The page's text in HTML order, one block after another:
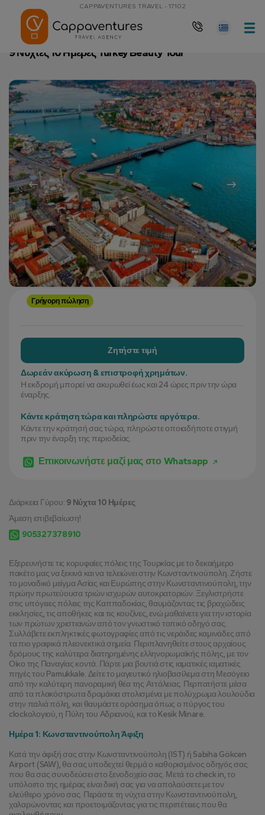
CAPPAVENTURES TRAVEL - 17102
Αρχική Σελίδα
Εξερευνήστε τις κορυφαίες πόλεις της Τουρκίας με το δεκαήμερο
πακέτο μας να ξεκινά και να τελειώνει στην Κωνσταντινούπολη. Ζήστε
το μοναδικό μείγμα Ασίας και Ευρώπης στην Κωνσταντινούπολη, την
πρώην πρωτεύουσα τριών ισχυρών αυτοκρατοριών. Ξεγλιστρήστε
στις υπόγειες πόλεις της Καππαδοκίας, θαυμάζοντας τις βραχώδεις
εκκλησίες, τις αποθήκες και τις κουζίνες, ενώ μαθαίνετε για την ιστορία
των πρώτων χριστιανών από τον γνωστικό τοπικό οδηγό σας.
Συλλάβετε εκπληκτικές φωτογραφίες από τις νεράιδες καμινάδες από
τα πιο γραφικά πλεονεκτικά σημεία. Περιπλανηθείτε στους αρχαίους
δρόμους της καλύτερα διατηρημένης ελληνορωμαϊκής πόλης, με τον
Οίκο της Παναγίας κοντά. Πάρτε μια βουτιά στις ιαματικές ιαματικές
πηγές του Pamukkale. Δείτε το μαγευτικό ηλιοβασίλεμα στη Μεσόγειο
από την καλύτερη πανοραμική θέα της Αττάλειας. Περπατήστε μέσα
από τα πλακόστρωτα δρομάκια στολισμένα με πολύχρωμα λουλούδια
στην παλιά πόλη, και θαυμάστε ορόσημα όπως ο πύργος του
clockολογιού, η Πύλη του Αδριανού, και το Kesik Minare.
Ημέρα 1: Κωνσταντινούπολη Άφιξη
Κατά την άφιξή σας στην Κωνσταντινούπολη (IST) ή Sabiha Gökcen
Airport (SAW), θα σας υποδεχτεί θερμά ο καθορισμένος οδηγός σας
που θα σας συνοδεύσει στο ξενοδοχείο σας. Μετά το check in, το
υπόλοιπο της ημέρας είναι δική σας για να απολαύσετε με τον
ελεύθερο χρόνο σας. Περάστε τη νύχτα στην Κωνσταντινούπολη,
χαλαρώνοντας και προετοιμάζοντας για τις περιπέτειες που θα
9 Νύχτες 10 Ημέρες Turkey Beauty Tour
Γρήγορη πώληση
Ζητήστε τιμή
Δωρεάν ακύρωση & επιστροφή χρημάτων.
Η εκδρομή μπορεί να ακυρωθεί έως και 24 ώρες πριν την ώρα
έναρξης.
Κάντε κράτηση τώρα και πληρώστε αργότερα.
Κάντε την κράτησή σας τώρα, πληρώστε οποιαδήποτε στιγμή
πριν την έναρξη της περιοδείας.
Επικοινωνήστε μαζί μας στο Whatsapp
Διάρκεια Γύρου: 9 Νύχτα 10 Ημέρες
Άμεση επιβεβαίωση!
905327378910